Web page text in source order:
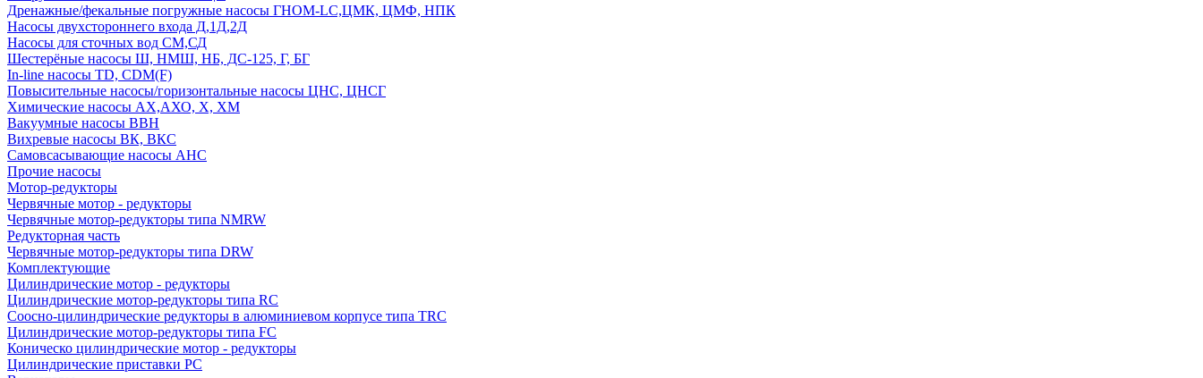
Дренажные/фекальные погружные насосы ГНОМ-LC,ЦМК, ЦМФ, НПК
Насосы двухстороннего входа Д,1Д,2Д
Насосы для сточных вод СМ,СД
Шестерёные насосы Ш, НМШ, НБ, ДС-125, Г, БГ
In-line насосы TD, CDM(F)
Повысительные насосы/горизонтальные насосы ЦНС, ЦНСГ
Химические насосы АХ,АХО, Х, ХМ
Вакуумные насосы ВВН
Вихревые насосы ВК, ВКС
Самовсасывающие насосы АНС
Прочие насосы
Мотор-редукторы
Червячные мотор - редукторы
Червячные мотор-редукторы типа NMRW
Редукторная часть
Червячные мотор-редукторы типа DRW
Комплектующие
Цилиндрические мотор - редукторы
Цилиндрические мотор-редукторы типа RC
Соосно-цилиндрические редукторы в алюминиевом корпусе типа TRC
Цилиндрические мотор-редукторы типа FC
Коническо цилиндрические мотор - редукторы
Цилиндрические приставки PC